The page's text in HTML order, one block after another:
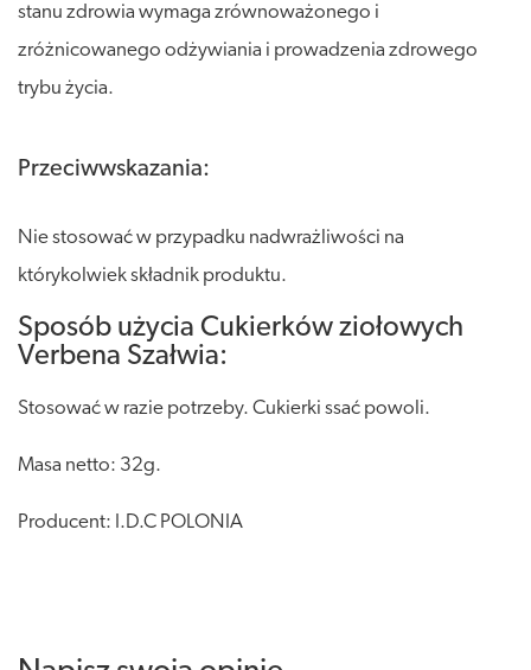
stanu zdrowia wymaga zrównoważonego i
zróżnicowanego odżywiania i prowadzenia zdrowego
trybu życia.
Przeciwwskazania:
Nie stosować w przypadku nadwrażliwości na
którykolwiek składnik produktu.
Sposób użycia Cukierków ziołowych
Verbena Szałwia:
Stosować w razie potrzeby. Cukierki ssać powoli.
Masa netto: 32g.
Producent: I.D.C POLONIA